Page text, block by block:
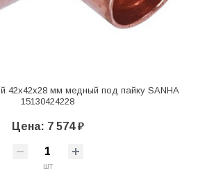
42х42х28 мм медный под пайку SANHA
15130424228
Цена: 7 574 ₽
шт